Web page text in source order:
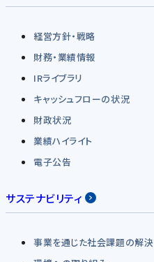
経営方針・戦略
財務・業績情報
IRライブラリ
キャッシュフローの状況
財政状況
業績ハイライト
電子公告
サステナビリティ
事業を通じた社会課題の解決